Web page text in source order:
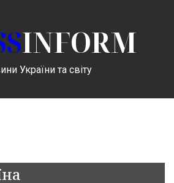
INFORM
України та світу